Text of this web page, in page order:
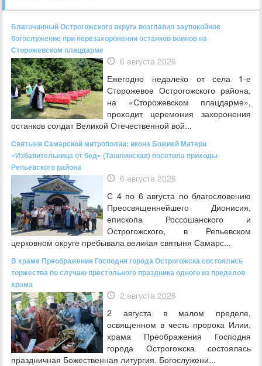
Благочинный Острогожского округа возглавил заупокойное
богослужение при перезахоронении останков воинов на
Сторожевском плацдарме
6 августа 2026
Ежегодно недалеко от села 1-е
Сторожевое Острогожского района,
на «Сторожевском плацдарме»,
проходит церемония захоронения
останков солдат Великой Отечественной вой...
Святыня Самарской митрополии: икона Божией Матери
«Избавительница от бед» (Ташлинская) посетила приходы
Репьевского района
6 августа 2026
С 4 по 6 августа по благословению
Преосвященнейшего Дионисия,
епископа Россошанского и
Острогожского, в Репьевском
церковном округе пребывала великая святыня Самарс...
В храме Преображения Господня города Острогожска состоялись
торжества по случаю престольного праздника одного из пределов
храма
2 августа 2026
2 августа в малом пределе,
освященном в честь пророка Илии,
храма Преображения Господня
города Острогожска состоялась
праздничная Божественная литургия. Богослужени...